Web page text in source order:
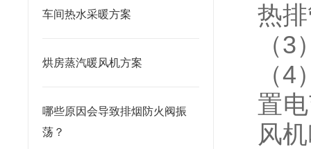
车间热水采暖方案
烘房蒸汽暖风机方案
哪些原因会导致排烟防火阀振
荡？
热
（
（
置
风